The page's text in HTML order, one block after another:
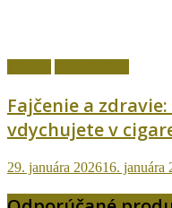
Fajčenie a
vdychujete v
29. januára 202616. januára